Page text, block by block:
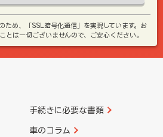
ため、「SSL暗号化通信」を実現しています。お
とは一切ございませんので、ご安心ください。
手続きに必要な書類
車のコラム